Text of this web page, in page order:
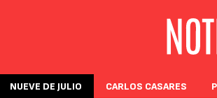
NUEVE DE JULIO CARLOS CASARES